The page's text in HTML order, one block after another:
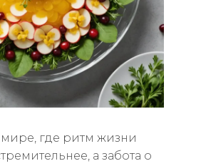
где ритм жизни
а забота о